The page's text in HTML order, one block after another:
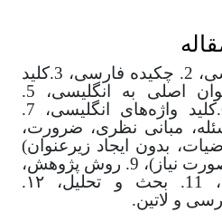
عنوان اصلی به فارسی، 2. چکیده فارسی، 3.کلید
واژه‌های فارسی،4 عنوان اصلی به انگلیسی، 5.
چکیده به انگلیسی، 6.کلید واژه‌های انگلیسی، 7.
مبانی نظری، ضرورت،
بدون ایجاد زیرعنوان)
8. پیشینه پژوهش (در صورت نیاز)، 9. روش پژوهش،
بحث و تحلیل، ۱۲.
.